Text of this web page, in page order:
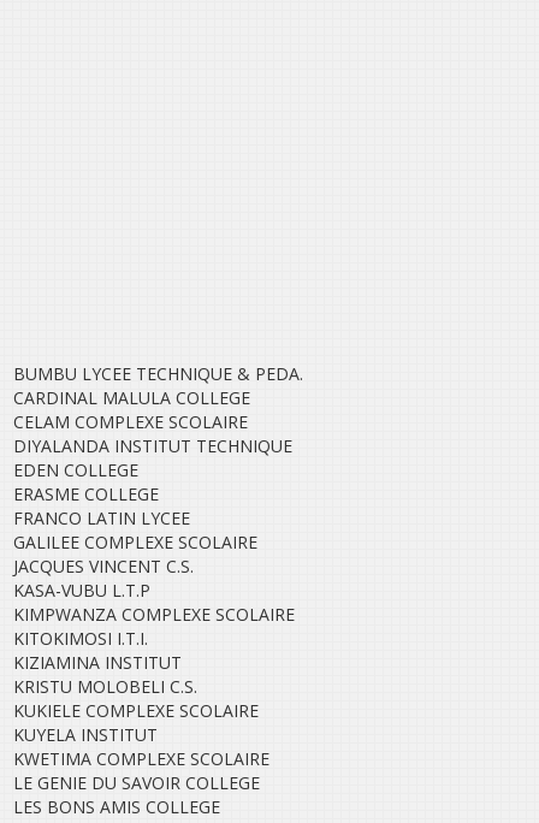
BUMBU LYCEE TECHNIQUE & PEDA.
CARDINAL MALULA COLLEGE
CELAM COMPLEXE SCOLAIRE
DIYALANDA INSTITUT TECHNIQUE
EDEN COLLEGE
ERASME COLLEGE
FRANCO LATIN LYCEE
GALILEE COMPLEXE SCOLAIRE
JACQUES VINCENT C.S.
KASA-VUBU L.T.P
KIMPWANZA COMPLEXE SCOLAIRE
KITOKIMOSI I.T.I.
KIZIAMINA INSTITUT
KRISTU MOLOBELI C.S.
KUKIELE COMPLEXE SCOLAIRE
KUYELA INSTITUT
KWETIMA COMPLEXE SCOLAIRE
LE GENIE DU SAVOIR COLLEGE
LES BONS AMIS COLLEGE